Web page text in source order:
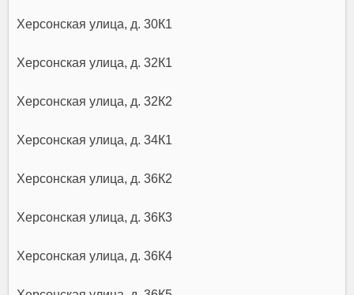
Херсонская улица, д. 30К1
Херсонская улица, д. 32К1
Херсонская улица, д. 32К2
Херсонская улица, д. 34К1
Херсонская улица, д. 36К2
Херсонская улица, д. 36К3
Херсонская улица, д. 36К4